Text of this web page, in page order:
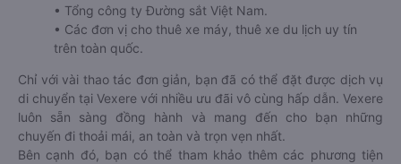
• Tổng công ty Đường sắt Việt Nam.
• Các đơn vị cho thuê xe máy, thuê xe du lịch uy tín
trên toàn quốc.
Chỉ với vài thao tác đơn giản, bạn đã có thể đặt được dịch vụ
di chuyển tại Vexere với nhiều ưu đãi vô cùng hấp dẫn. Vexere
luôn sẵn sàng đồng hành và mang đến cho bạn những
chuyến đi thoải mái, an toàn và trọn vẹn nhất.
Bên cạnh đó, bạn có thể tham khảo thêm các phương tiện